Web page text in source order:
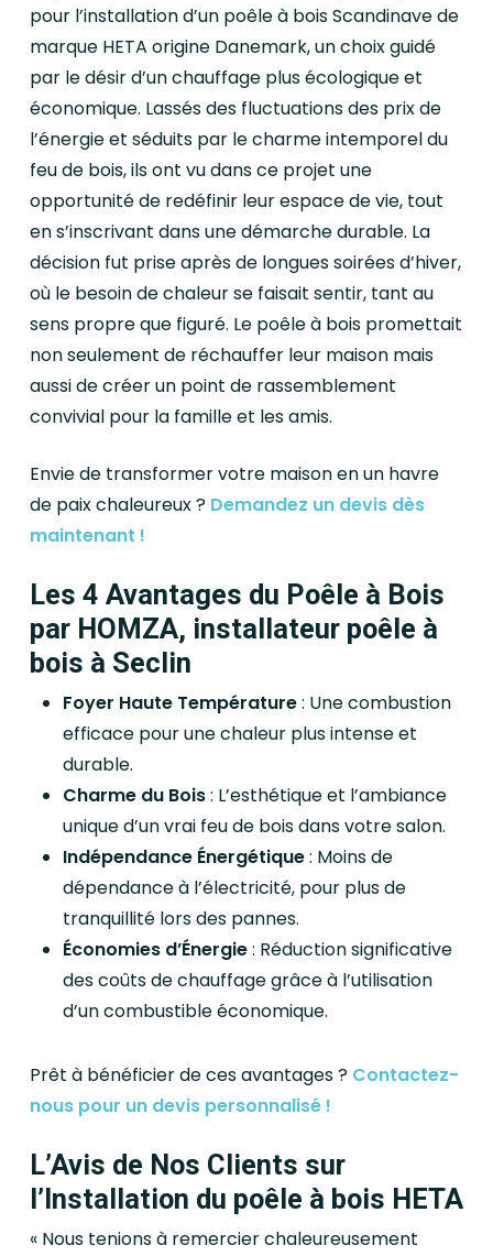
pour l’installation d’un poêle à bois Scandinave de
marque HETA origine Danemark, un choix guidé
par le désir d’un chauffage plus écologique et
économique. Lassés des fluctuations des prix de
l’énergie et séduits par le charme intemporel du
feu de bois, ils ont vu dans ce projet une
opportunité de redéfinir leur espace de vie, tout
en s’inscrivant dans une démarche durable. La
décision fut prise après de longues soirées d’hiver,
où le besoin de chaleur se faisait sentir, tant au
sens propre que figuré. Le poêle à bois promettait
non seulement de réchauffer leur maison mais
aussi de créer un point de rassemblement
convivial pour la famille et les amis.
Envie de transformer votre maison en un havre
de paix chaleureux ? Demandez un devis dès
maintenant !
Les 4 Avantages du Poêle à Bois
par HOMZA, installateur poêle à
bois à Seclin
Foyer Haute Température: Une combustion
efficace pour une chaleur plus intense et
durable.
Charme du Bois: L’esthétique et l’ambiance
unique d’un vrai feu de bois dans votre salon.
Indépendance Énergétique: Moins de
dépendance à l’électricité, pour plus de
tranquillité lors des pannes.
Économies d’Énergie: Réduction significative
des coûts de chauffage grâce à l’utilisation
d’un combustible économique.
Prêt à bénéficier de ces avantages ? Contactez-
nous pour un devis personnalisé !
L’Avis de Nos Clients sur
l’Installation du poêle à bois HETA
« Nous tenions à remercier chaleureusement